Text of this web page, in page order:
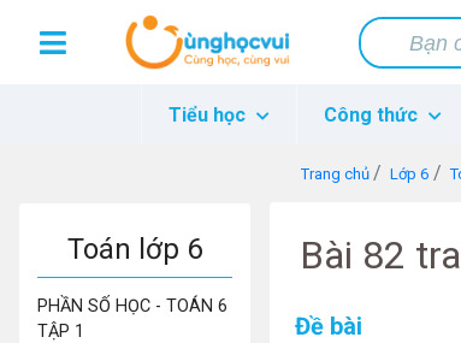
Tiểu học Công thức
Trang chủ Lớp 6
Toán lớp 6
PHẦN SỐ HỌC - TOÁN 6
TẬP 1
Bài 82
Đề bài